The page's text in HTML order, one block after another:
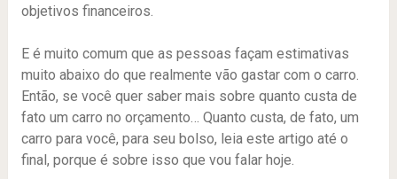
objetivos financeiros.
E é muito comum que as pessoas façam estimativas
muito abaixo do que realmente vão gastar com o carro.
Então, se você quer saber mais sobre quanto custa de
fato um carro no orçamento… Quanto custa, de fato, um
carro para você, para seu bolso, leia este artigo até o
final, porque é sobre isso que vou falar hoje.